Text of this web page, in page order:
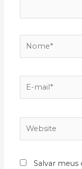
mail*
Salvar meus